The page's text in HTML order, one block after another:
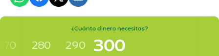
¿Cuánto dinero necesitas?
280 290 300